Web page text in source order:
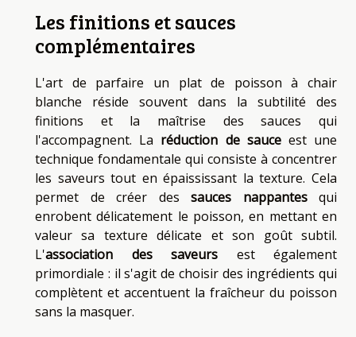
Les finitions et sauces
complémentaires
L'art de parfaire un plat de poisson à chair
blanche réside souvent dans la subtilité des
finitions et la maîtrise des sauces qui
l'accompagnent. La réduction de sauceest une
technique fondamentale qui consiste à concentrer
les saveurs tout en épaississant la texture. Cela
permet de créer des sauces nappantesqui
enrobent délicatement le poisson, en mettant en
valeur sa texture délicate et son goût subtil.
L'association des saveurs est également
primordiale : il s'agit de choisir des ingrédients qui
complètent et accentuent la fraîcheur du poisson
sans la masquer.